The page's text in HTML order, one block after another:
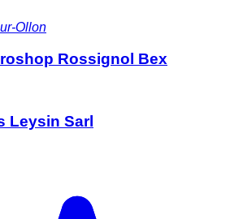
Ollon
Rossignol Bex
Leysin Sarl